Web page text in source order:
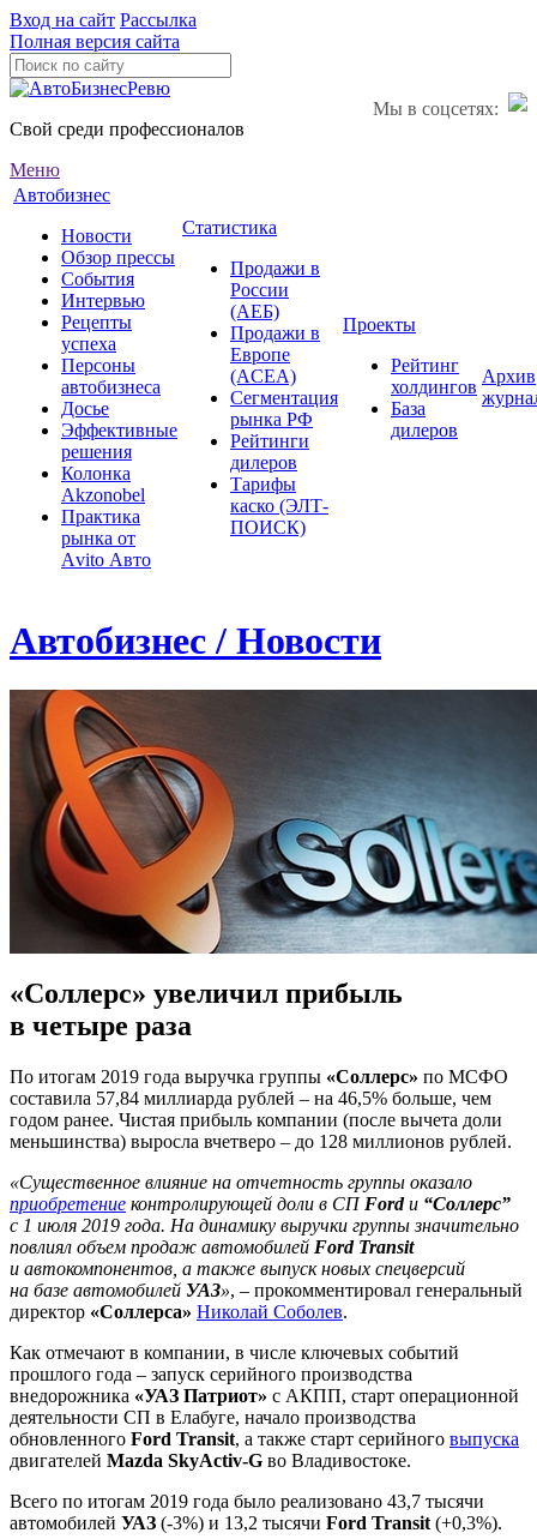
Вход на сайт Рассылка
Полная версия сайта
Мы в соцсетях:
Свой среди профессионалов
Меню
Автобизнес
Новости
Обзор прессы
События
Интервью
Рецепты
успеха
Персоны
автобизнеса
Досье
Эффективные
решения
Колонка
Akzonobel
Практика
рынка от
Аvito Авто
Статистика
Продажи в
России
(АЕБ)
Продажи в
Европе
(ACEA)
Сегментация
рынка РФ
Рейтинги
дилеров
Тарифы
каско (ЭЛТ-
ПОИСК)
Проекты
Рейтинг
холдингов
База
дилеров
Архив
Автобизнес / Новости
«Соллерс» увеличил прибыль
в четыре раза
По итогам 2019 года выручка группы «Соллерс» по МСФО
составила 57,84 миллиарда рублей – на 46,5% больше, чем
годом ранее. Чистая прибыль компании (после вычета доли
меньшинства) выросла вчетверо – до 128 миллионов рублей.
«Существенное влияние на отчетность группы оказало
приобретение контролирующей доли в СП Fordи “Соллерс”
с 1 июля 2019 года. На динамику выручки группы значительно
повлиял объем продаж автомобилей Ford Transit
и автокомпонентов, а также выпуск новых спецверсий
на базе автомобилей УАЗ», – прокомментировал генеральный
директор «Соллерса» Николай Соболев.
Как отмечают в компании, в числе ключевых событий
прошлого года – запуск серийного производства
внедорожника «УАЗ Патриот» с АКПП, старт операционной
деятельности СП в Елабуге, начало производства
обновленного Ford Transit, а также старт серийного выпуска
двигателей Mazda SkyActiv-G во Владивостоке.
Всего по итогам 2019 года было реализовано 43,7 тысячи
автомобилей УАЗ (-3%) и 13,2 тысячи Ford Transit (+0,3%).